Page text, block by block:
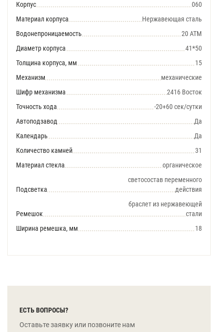
Корпус
060
Материал корпуса
Нержавеющая сталь
Водонепроницаемость
20 АТМ
Диаметр корпуса
41*50
Толщина корпуса, мм
15
Механизм
механические
Шифр механизма
2416 Восток
Точность хода
-20+60 сек/сутки
Автоподзавод
Да
Календарь
Да
Количество камней
31
Материал стекла
органическое
Подсветка
светосостав переменного
действия
Ремешок
браслет из нержавеющей
стали
Ширина ремешка, мм
18
ЕСТЬ ВОПРОСЫ?
Оставьте заявку или позвоните нам